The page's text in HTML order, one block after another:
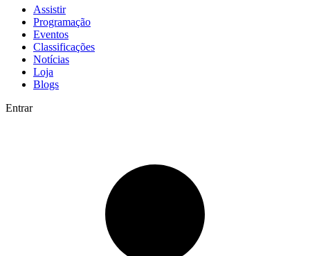
Assistir
Programação
Eventos
Classificações
Notícias
Loja
Blogs
Entrar